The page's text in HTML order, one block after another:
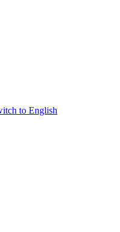
to English